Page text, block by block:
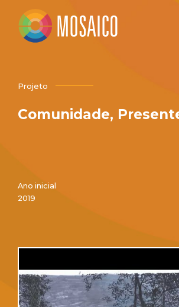
Projeto
Comunidade,
Ano inicial
2019